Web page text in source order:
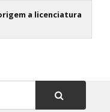
a licenciatura